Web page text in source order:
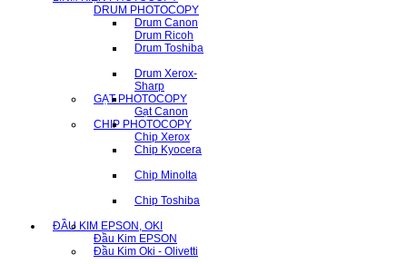
DRUM PHOTOCOPY
Drum Canon
Drum Ricoh
Drum Toshiba
Drum Xerox-
Sharp
GẠT PHOTOCOPY
Gạt Canon
CHIP PHOTOCOPY
Chip Xerox
Chip Kyocera
Chip Minolta
Chip Toshiba
ĐẦU KIM EPSON, OKI
Đầu Kim EPSON
Đầu Kim Oki - Olivetti